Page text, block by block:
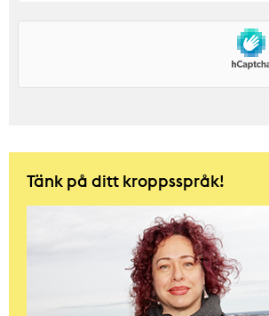
Tänk på ditt kroppsspråk!